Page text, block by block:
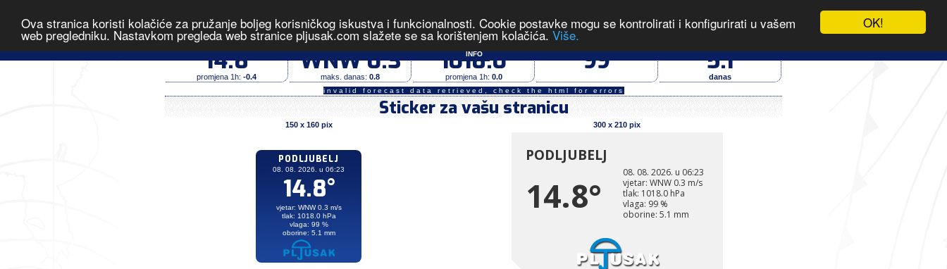
OK!
Ova stranica koristi kolačiće za pružanje boljeg korisničkog iskustva i funkcionalnosti. Cookie postavke mogu se kontrolirati i konfigurirati u vašem
web pregledniku. Nastavkom pregleda web stranice pljusak.com slažete se sa korištenjem kolačića. Više.
INFO
Podljubelj- izmjerene vrijednosti u 06:23 dana 08.08.2026.- IZVOR PODATAKA
temperatura (°C)
14.8
promjena 1h: -0.4
WNW 0.3
maks. danas: 0.8
tlak zraka (hPa)
1018.0
promjena 1h: 0.0
99 5.1
danas
invalid forecast data retrieved, check the html for errors
Sticker za vašu stranicu
150 x 160 pix 300 x 210 pix